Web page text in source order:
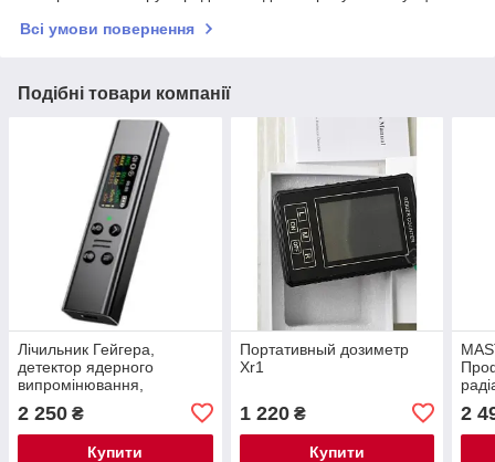
Всі умови повернення
Подібні товари компанії
Лічильник Гейгера,
детектор ядерного
випромінювання,
високоточний бета-гамма-
рентгенівський
радіаційний монітор
2 250 ₴
Купити
Портативный дозиметр
Xr1
1 220₴
Купити
2